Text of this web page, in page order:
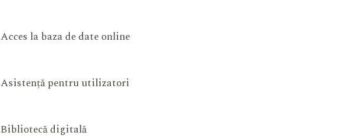
Acces la baza de date online
Asistență pentru utilizatori
Bibliotecă digitală